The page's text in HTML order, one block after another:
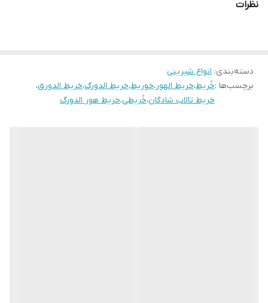
ماده را به بیماران خود توصیه می کنند که در صورت بیشتر شناخته
نظرات
دسته‌بندی: انواع شیرینی
برچسب‌ها :خُریط،خریط الهور،خوریط،خریط الدورگ،خریط الدورق،
خریط تالاب شادگان،خُریطی،خریط هور الدورگ